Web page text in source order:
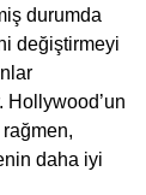
durumda
değiştirmeyi
Hollywood’un
daha iyi